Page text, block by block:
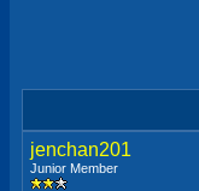
jenchan201
Junior Member